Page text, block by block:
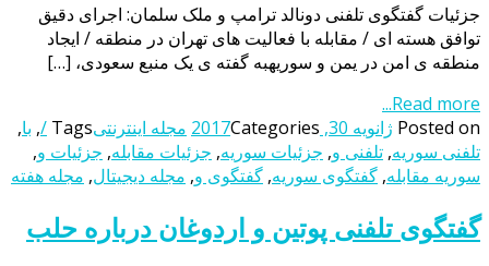
جزئیات گفتگوی تلفنی دونالد ترامپ و ملک سلمان: اجرای دقیق
توافق هسته ای / مقابله با فعالیت های تهران در منطقه / ایجاد
منطقه ی امن در یمن و سوریهبه گفته ی یک منبع سعودی، […]
Read more...
Posted on ژانویه 30, 2017 Categories مجله اینترنتیTags
/
, با,
تلفنی سوریه, تلفنی و, جزئیات سوریه, جزئیات مقابله, جزئیات و,
سوریه مقابله, گفتگوی سوریه, گفتگوی و, مجله دیجیتال, مجله هفته
گفتگوی تلفنی پوتین و اردوغان درباره حلب